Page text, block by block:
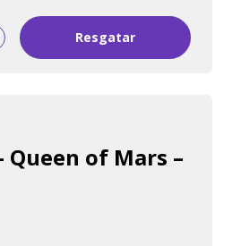
Resgatar
of Mars –